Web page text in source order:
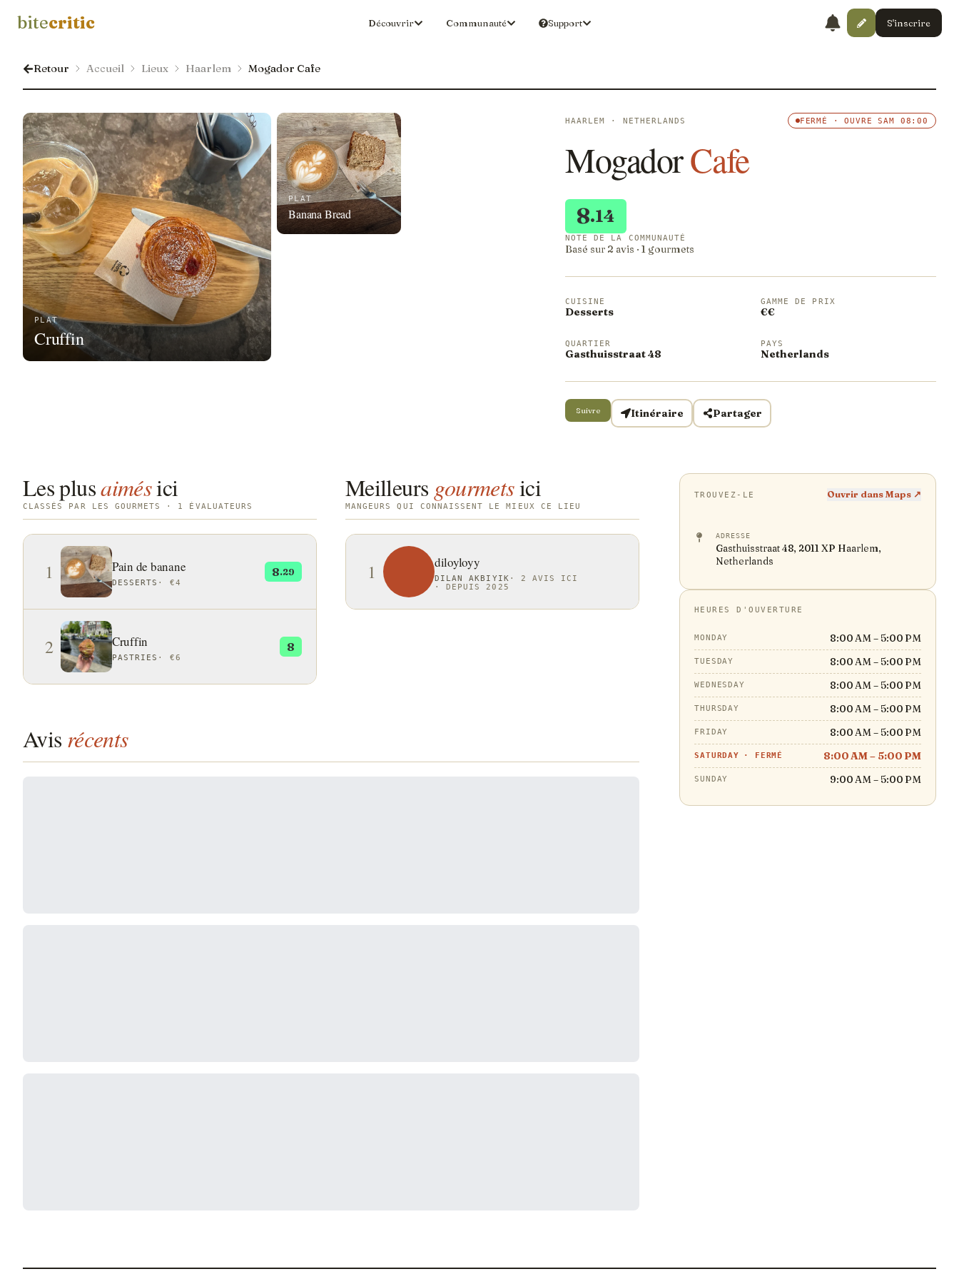
bitecritic Découvrir Communauté Support S'inscrire
Retour Accueil Lieux Haarlem Mogador Cafe
PLAT
Cruffin
PLAT
Banana Bread
HAARLEM · NETHERLANDS FERMÉ · OUVRE SAM 08:00
MogadorCafe
8.14
NOTE DE LA COMMUNAUTÉ
Basé sur 2 avis · 1 gourmets
CUISINE
Desserts
GAMME DE PRIX
€€
QUARTIER
Gasthuisstraat 48
PAYS
Netherlands
Suivre Itinéraire Partager
Les plusaimésici
CLASSÉS PAR LES GOURMETS · 1 ÉVALUATEURS
1 Pain de banane
DESSERTS · €4
8.29
2 Cruffin
PASTRIES · €6
8
Meilleurs gourmetsici
MANGEURS QUI CONNAISSENT LE MIEUX CE LIEU
1 diloyloyy
DILAN AKBIYIK ·
2 AVIS ICI
·DEPUIS 2025
Avis récents
TROUVEZ-LE Ouvrir dans Maps ↗
ADRESSE
Gasthuisstraat 48, 2011 XP Haarlem,
Netherlands
HEURES D'OUVERTURE
MONDAY 8:00 AM – 5:00 PM
TUESDAY 8:00 AM – 5:00 PM
WEDNESDAY 8:00 AM – 5:00 PM
THURSDAY 8:00 AM – 5:00 PM
FRIDAY 8:00 AM – 5:00 PM
SATURDAY · FERMÉ 8:00 AM – 5:00 PM
SUNDAY 9:00 AM – 5:00 PM